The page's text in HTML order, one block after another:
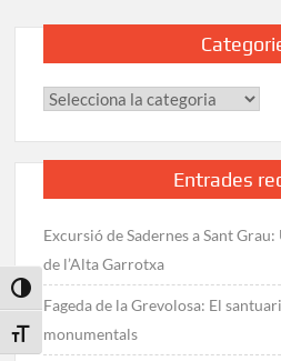
Toggle High Contrast
Toggle Font size
Categories
Entrades
Excursió de Sadernes a Sant
de l’Alta Garrotxa
Fageda de la Grevolosa: El
monumentals